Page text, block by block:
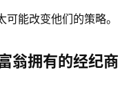
能改变他们的策略。
翁拥有的经纪商